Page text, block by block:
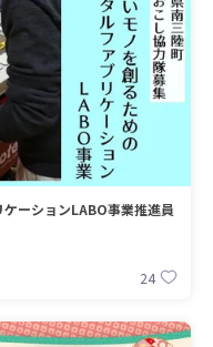
ケーションLABO事業推進員
24